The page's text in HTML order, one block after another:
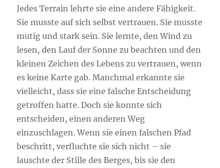
Jedes Terrain lehrte sie eine andere Fähigkeit.
Sie musste auf sich selbst vertrauen. Sie musste
mutig und stark sein. Sie lernte, den Wind zu
lesen, den Lauf der Sonne zu beachten und den
kleinen Zeichen des Lebens zu vertrauen, wenn
es keine Karte gab. Manchmal erkannte sie
vielleicht, dass sie eine falsche Entscheidung
getroffen hatte. Doch sie konnte sich
entscheiden, einen anderen Weg
einzuschlagen. Wenn sie einen falschen Pfad
beschritt, verfluchte sie sich nicht – sie
lauschte der Stille des Berges, bis sie den